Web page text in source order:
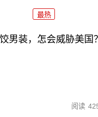
最热
男装，怎会威胁美国？
阅读